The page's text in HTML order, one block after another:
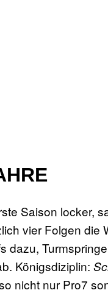
Saison locker,
vier Folgen die
dazu,
Königsdiziplin:
nicht nur Pro7